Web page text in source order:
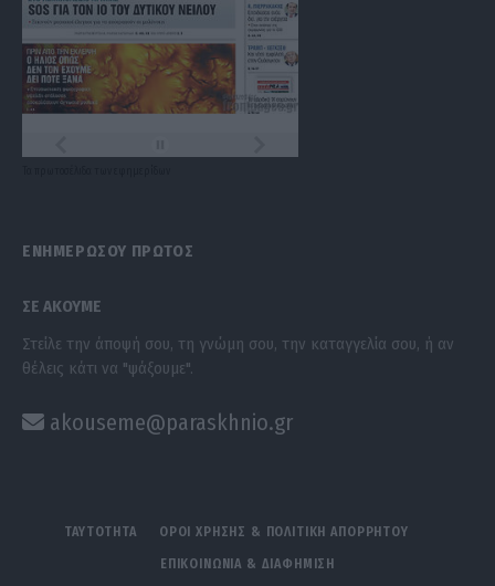
ΕΝΗΜΕΡΩΣΟΥ ΠΡΩΤΟΣ
ΣΕ ΑΚΟΥΜΕ
Στείλε την άποψή σου, τη γνώμη σου, την καταγγελία σου, ή αν
θέλεις κάτι να "ψάξουμε".
akouseme@paraskhnio.gr
ΤΑΥΤΟΤΗΤΑ ΟΡΟΙ ΧΡΗΣΗΣ & ΠΟΛΙΤΙΚΗ ΑΠΟΡΡΗΤΟΥ
ΕΠΙΚΟΙΝΩΝΙΑ & ΔΙΑΦΗΜΙΣΗ